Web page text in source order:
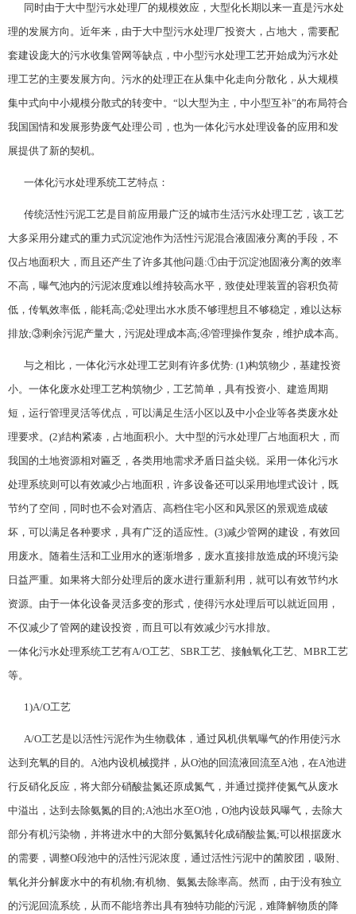
同时由于大中型污水处理厂的规模效应，大型化长期以来一直是污水处
理的发展方向。近年来，由于大中型污水处理厂投资大，占地大，需要配
套建设庞大的污水收集管网等缺点，中小型污水处理工艺开始成为污水处
理工艺的主要发展方向。污水的处理正在从集中化走向分散化，从大规模
集中式向中小规模分散式的转变中。“以大型为主，中小型互补”的布局符合
我国国情和发展形势废气处理公司，也为一体化污水处理设备的应用和发
展提供了新的契机。
一体化污水处理系统工艺特点：
传统活性污泥工艺是目前应用最广泛的城市生活污水处理工艺，该工艺
大多采用分建式的重力式沉淀池作为活性污泥混合液固液分离的手段，不
仅占地面积大，而且还产生了许多其他问题:①由于沉淀池固液分离的效率
不高，曝气池内的污泥浓度难以维持较高水平，致使处理装置的容积负荷
低，传氧效率低，能耗高;②处理出水水质不够理想且不够稳定，难以达标
排放;③剩余污泥产量大，污泥处理成本高;④管理操作复杂，维护成本高。
与之相比，一体化污水处理工艺则有许多优势: (1)构筑物少，基建投资
小。一体化废水处理工艺构筑物少，工艺简单，具有投资小、建造周期
短，运行管理灵活等优点，可以满足生活小区以及中小企业等各类废水处
理要求。(2)结构紧凑，占地面积小。大中型的污水处理厂占地面积大，而
我国的土地资源相对匾乏，各类用地需求矛盾日益尖锐。采用一体化污水
处理系统则可以有效减少占地面积，许多设备还可以采用地埋式设计，既
节约了空间，同时也不会对酒店、高档住宅小区和风景区的景观造成破
坏，可以满足各种要求，具有广泛的适应性。(3)减少管网的建设，有效回
用废水。随着生活和工业用水的逐渐增多，废水直接排放造成的环境污染
日益严重。如果将大部分处理后的废水进行重新利用，就可以有效节约水
资源。由于一体化设备灵活多变的形式，使得污水处理后可以就近回用，
不仅减少了管网的建设投资，而且可以有效减少污水排放。
一体化污水处理系统工艺有A/O工艺、SBR工艺、接触氧化工艺、MBR工艺
等。
1)A/O工艺
A/O工艺是以活性污泥作为生物载体，通过风机供氧曝气的作用使污水
达到充氧的目的。A池内设机械搅拌，从O池的回流液回流至A池，在A池进
行反硝化反应，将大部分硝酸盐氮还原成氮气，并通过搅拌使氮气从废水
中溢出，达到去除氨氮的目的;A池出水至O池，O池内设鼓风曝气，去除大
部分有机污染物，并将进水中的大部分氨氮转化成硝酸盐氮;可以根据废水
的需要，调整O段池中的活性污泥浓度，通过活性污泥中的菌胶团，吸附、
氧化并分解废水中的有机物;有机物、氨氮去除率高。然而，由于没有独立
的污泥回流系统，从而不能培养出具有独特功能的污泥，难降解物质的降